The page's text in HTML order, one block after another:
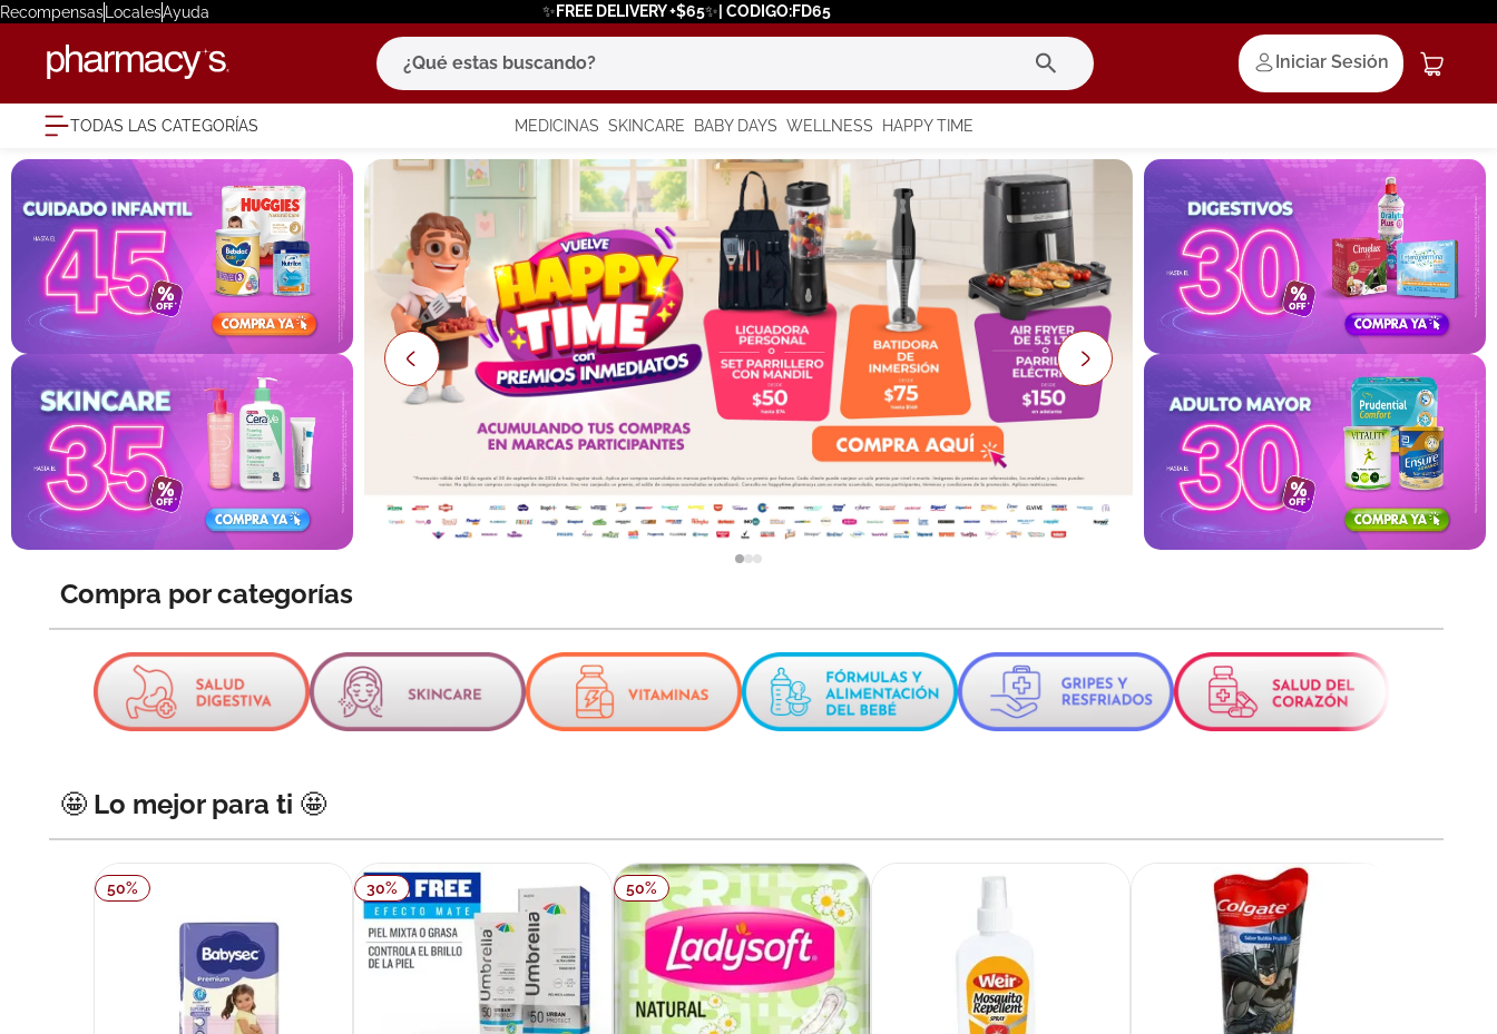
RecompensasLocalesAyuda ✨FREE DELIVERY +$65✨| CODIGO:FD65
¿Qué estas buscando?
Iniciar Sesión
TODAS LAS CATEGORÍAS MEDICINAS SKINCARE BABY DAYS WELLNESS HAPPY TIME
Compra por categorías
🤩 Lo mejor para ti 🤩
50% 30% 50%
términos más buscados
eucerin
2. protector solar
bioderma
4. pilexil
5. cerave
6. degraler
megacistin
10.neumoflux